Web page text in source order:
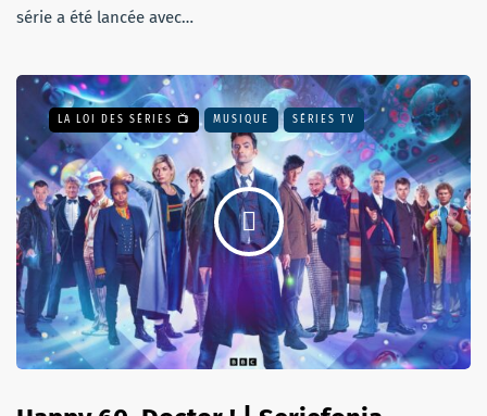
série a été lancée avec…
LA LOI DES SÉRIES 📺 MUSIQUE SÉRIES TV